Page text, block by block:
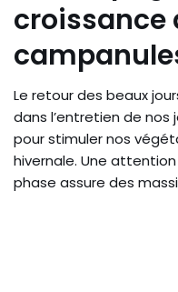
croissance
Le retour des beaux
dans l’entretien de nos
pour stimuler nos
hivernale. Une
phase assure des